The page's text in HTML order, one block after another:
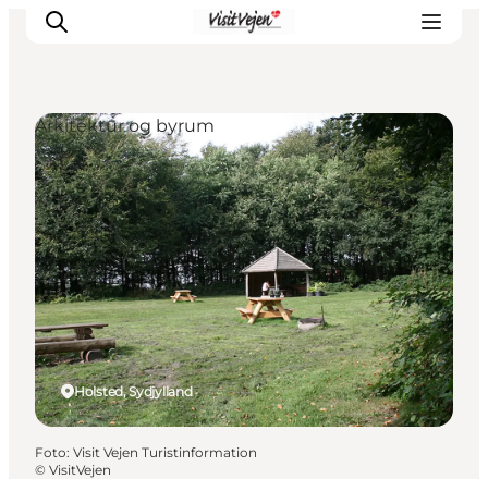
Spise
Sove
Natur
Se og oplev
Byer
Events
Udforsk
Holsted, Sydjylland
Arkitektur og byrum
Foto: Visit Vejen Turistinformation
© VisitVejen